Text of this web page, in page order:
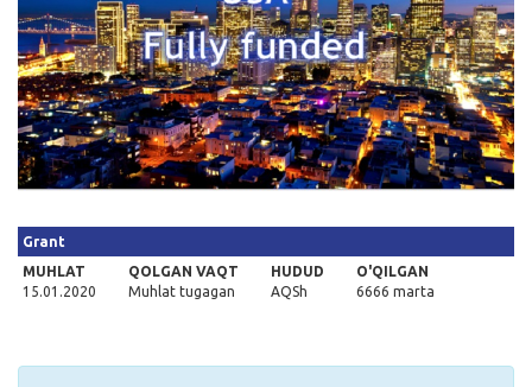
Qidirish
Kirish
Grant
MUHLAT
15.01.2020
QOLGAN VAQT
Muhlat tugagan
HUDUD
AQSh
O'QILGAN
6666 marta